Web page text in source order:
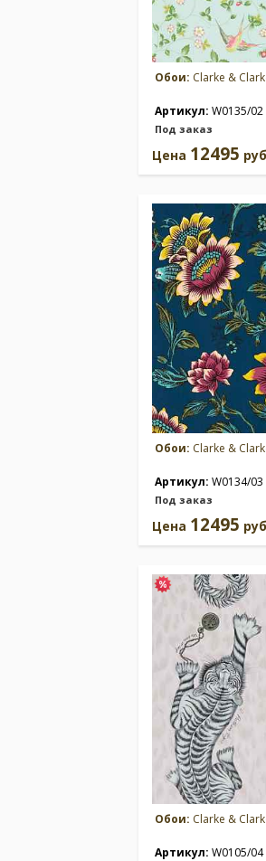
Обои: Clarke &
Артикул: W0135/02
Под заказ
Цена 12495
Обои: Clarke &
Артикул: W0134/03
Под заказ
Цена 12495
Обои: Clarke &
Артикул: W0105/04